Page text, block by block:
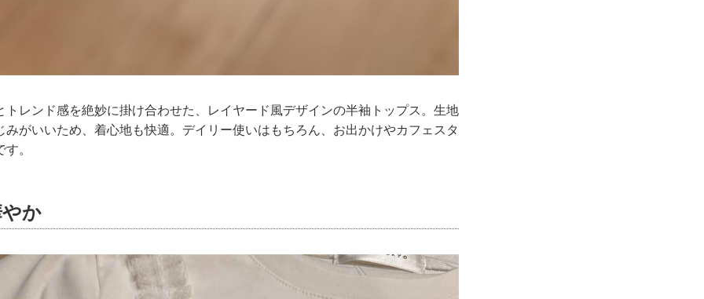
トレンド感を絶妙に掛け合わせた、レイヤード風デザインの半袖トップス。生地
みがいいため、着心地も快適。デイリー使いはもちろん、お出かけやカフェスタ
。
か